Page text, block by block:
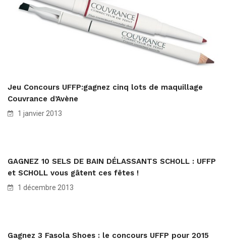
Jeu Concours UFFP:gagnez cinq lots de maquillage
Couvrance d’Avène
1 janvier 2013
GAGNEZ 10 SELS DE BAIN DÉLASSANTS SCHOLL : UFFP
et SCHOLL vous gâtent ces fêtes !
1 décembre 2013
Gagnez 3 Fasola Shoes : le concours UFFP pour 2015